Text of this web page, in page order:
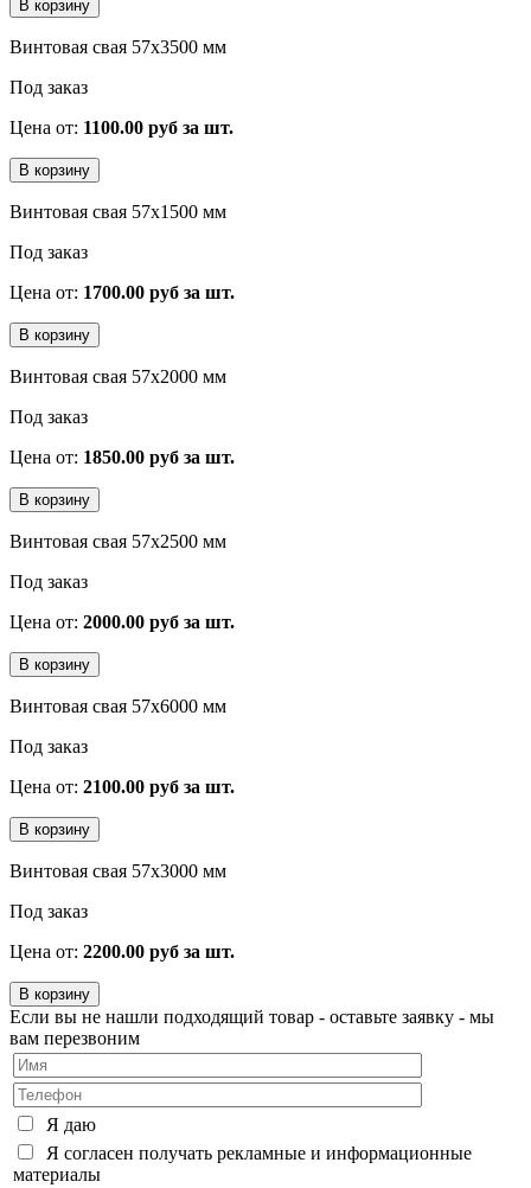
Винтовая свая 57x3500 мм
Под заказ
Цена от: 1100.00 руб за шт.
Винтовая свая 57x1500 мм
Под заказ
Цена от: 1700.00 руб за шт.
Винтовая свая 57x2000 мм
Под заказ
Цена от: 1850.00 руб за шт.
Винтовая свая 57x2500 мм
Под заказ
Цена от: 2000.00 руб за шт.
Винтовая свая 57x6000 мм
Под заказ
Цена от: 2100.00 руб за шт.
Винтовая свая 57x3000 мм
Под заказ
Цена от: 2200.00 руб за шт.
Если вы не нашли подходящий товар - оставьте заявку - мы
вам перезвоним
Я даю
Я согласен получать рекламные и информационные
материалы